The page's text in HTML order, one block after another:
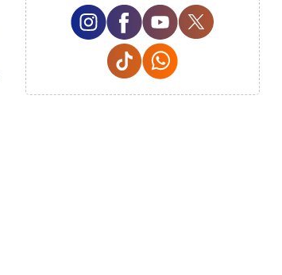
Instagram Social Media
Facebook Social Media
Youtube Social
Twitter
Tiktok Social Media
Whatsapp